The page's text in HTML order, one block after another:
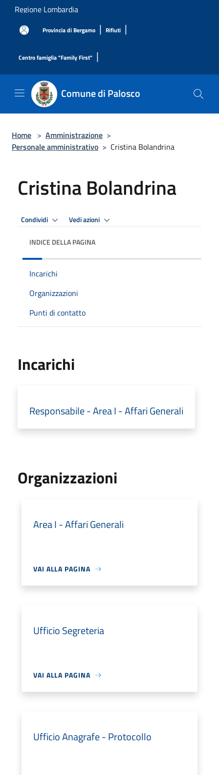
Salta al contenuto principale
Regione Lombardia
Provincia di Bergamo | Rifiuti |
Centro famiglia "Family First" |
Comune di Palosco
Home > Amministrazione >
Personale amministrativo > Cristina Bolandrina
Cristina Bolandrina
Condividi Vedi azioni
INDICE DELLA PAGINA
Incarichi
Organizzazioni
Punti di contatto
Incarichi
Responsabile - Area I - Affari Generali
Organizzazioni
Area I - Affari Generali
VAI ALLA PAGINA
Ufficio Segreteria
VAI ALLA PAGINA
Ufficio Anagrafe - Protocollo